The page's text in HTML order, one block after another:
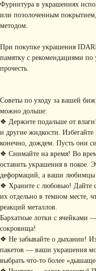
Фурнитура в украшениях
или позолоченным покрытием,
методом.
При покупке украшения
памятку с рекомендациями
прочесть.
Советы по уходу за вашей
можно дольше:
❖ Держите подальше от
и другие жидкости.
конечно, дождем. Пусть они
❖ Снимайте на время! Во
оставить украшения в покое.
деформаций, а ваши любимцы
❖ Храните с любовью! Дайте
их отдельно в темном месте,
реакций металлов.
Бархатные лотки с ячейками
сокровища!
❖ Не забывайте о дыхании!
пакетов — ваши украшения
выбрать что-то более
ПОДПИШИТЕСЬ НА
Я соглашаюсь с обработкой персональных
конфиденциальности
Ясоглашаюсь на получение рекламной
подписаться
•
по уходу
• Об IDARI
• Главная
• Каталог
Политика
конфиденциальности
ОГРН 324547600025580
ИНН 540405944704
ИП Хайруллина Сюзанна
ИНФОРМАЦИЯ
МАГАЗИНА
Instagram